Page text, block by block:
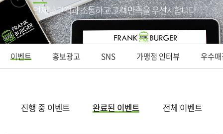
언제나 고객과 소통하고 고객 만족을 우선시합니다
이벤트 홍보광고 SNS 가맹점 인터뷰 우수
진행 중 이벤트 완료된 이벤트 전체 이벤트